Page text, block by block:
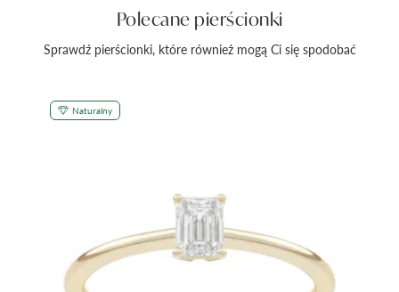
Polecane pierścionki
Sprawdź pierścionki, które również mogą Ci się spodobać
Naturalny